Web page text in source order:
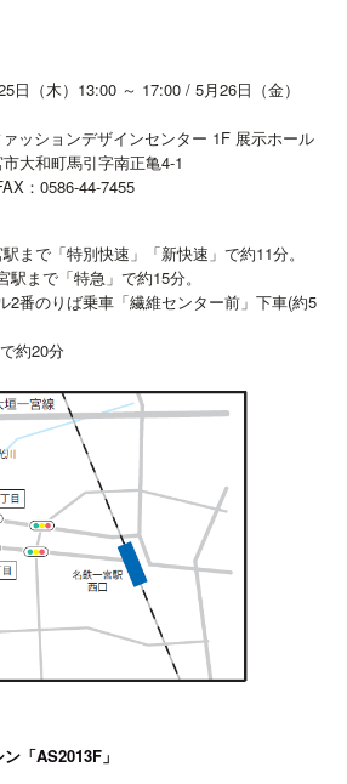
日（木）13:00 ～ 17:00 / 5月26日（金）
ッションデザインセンター 1F 展示ホール
大和町馬引字南正亀4-1
：0586-44-7455
まで「特別快速」「新快速」で約11分。
まで「特急」で約15分。
2番のりば乗車「繊維センター前」下車(約5
約20分
「AS2013F」